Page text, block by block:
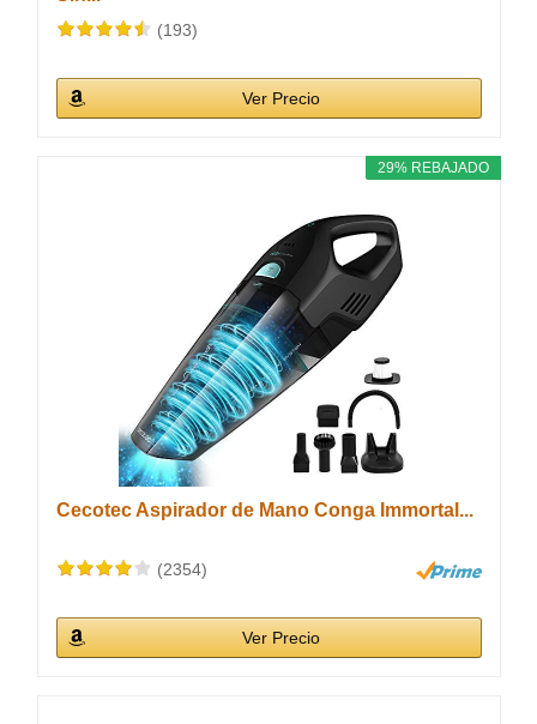
(193)
Ver Precio
29% REBAJADO
Cecotec Aspirador de Mano Conga Immortal...
(2354)
Ver Precio